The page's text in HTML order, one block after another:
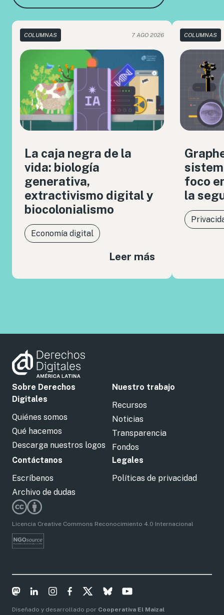
COLUMNAS 7 AGO 2026
La caja negra de la
vida: biología
generativa,
extractivismo digital y
biocolonialismo
Economía digital
Leer más
COLUMNAS
foco
la
Sobre Derechos
Digitales
Quiénes somos
Qué hacemos
Descarga nuestros logos
Nuestro trabajo
Recursos
Noticias
Transparencia
Fondos
Contáctanos
Escríbenos
Archivo de dudas
Legales
Políticas de privacidad
Licencia Creative Commons Reconocimiento 4.0 Internacional
Diseñado y desarrollado por Cooperativa El Maizal